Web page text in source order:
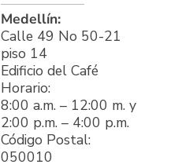
Medellín:
Calle 49 No 50-21
piso 14
Edificio del Café
Horario:
8:00 a.m. – 12:00 m. y
2:00 p.m. – 4:00 p.m.
Código Postal:
050010